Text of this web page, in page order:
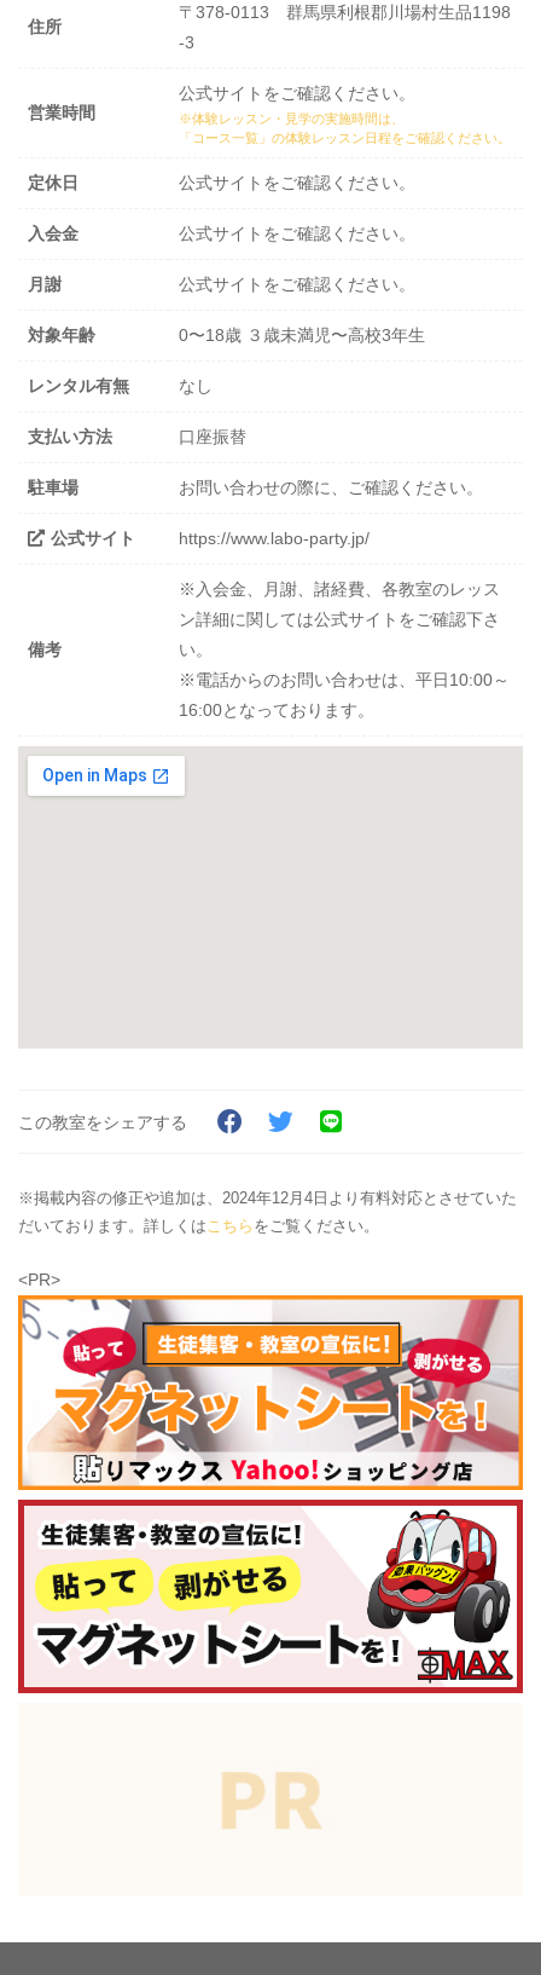
住所
〒378-0113 群馬県利根郡川場村生品1198
-3
営業時間
公式サイトをご確認ください。
※体験レッスン・見学の実施時間は、
「コース一覧」の体験レッスン日程をご確認ください。
定休日 公式サイトをご確認ください。
入会金 公式サイトをご確認ください。
月謝 公式サイトをご確認ください。
対象年齢 0〜18歳 ３歳未満児〜高校3年生
レンタル有無 なし
支払い方法 口座振替
駐車場 お問い合わせの際に、ご確認ください。
公式サイト https://www.labo-party.jp/
備考
※入会金、月謝、諸経費、各教室のレッス
ン詳細に関しては公式サイトをご確認下さ
い。
※電話からのお問い合わせは、平日10:00～
16:00となっております。
この教室をシェアする
※掲載内容の修正や追加は、2024年12月4日より有料対応とさせていた
だいております。詳しくはこちら をご覧ください。
<PR>